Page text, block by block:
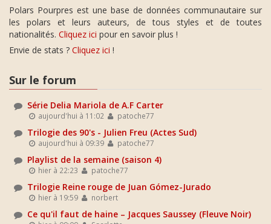
Polars Pourpres est une base de données communautaire sur
les polars et leurs auteurs, de tous styles et de toutes
nationalités. Cliquez ici pour en savoir plus !
Envie de stats ? Cliquez ici !
Sur le forum
Série Delia Mariola de A.F Carter
aujourd'hui à 11:02 patoche77
Trilogie des 90's - Julien Freu (Actes Sud)
aujourd'hui à 09:39 patoche77
Playlist de la semaine (saison 4)
hier à 22:23 patoche77
Trilogie Reine rouge de Juan Gómez-Jurado
hier à 19:59 norbert
Ce qu'il faut de haine – Jacques Saussey (Fleuve Noir)